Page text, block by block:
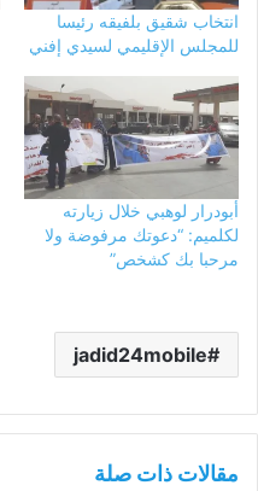
انتخاب شقيق بلفيقه رئيسا
للمجلس الإقليمي لسيدي إفني
أبودرار لوهبي خلال زيارته
لكلميم: “دعوتك مرفوضة ولا
مرحبا بك كشخص”
jadid24mobile
مقالات ذات صلة